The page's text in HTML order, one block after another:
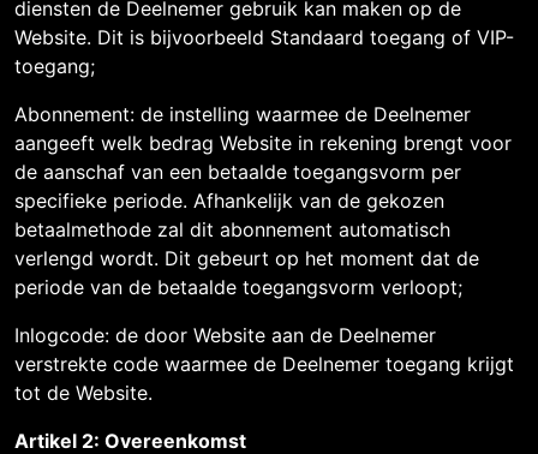
diensten de Deelnemer gebruik kan maken op de
Website. Dit is bijvoorbeeld Standaard toegang of VIP-
toegang;
Abonnement: de instelling waarmee de Deelnemer
aangeeft welk bedrag Website in rekening brengt voor
de aanschaf van een betaalde toegangsvorm per
specifieke periode. Afhankelijk van de gekozen
betaalmethode zal dit abonnement automatisch
verlengd wordt. Dit gebeurt op het moment dat de
periode van de betaalde toegangsvorm verloopt;
Inlogcode: de door Website aan de Deelnemer
verstrekte code waarmee de Deelnemer toegang krijgt
tot de Website.
Artikel 2: Overeenkomst